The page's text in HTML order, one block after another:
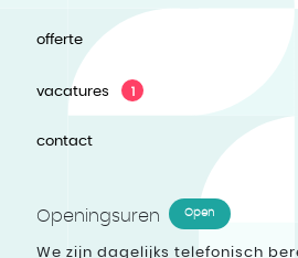
offerte
vacatures
contact
Openingsuren Open
We zijn dagelijks telefonisch